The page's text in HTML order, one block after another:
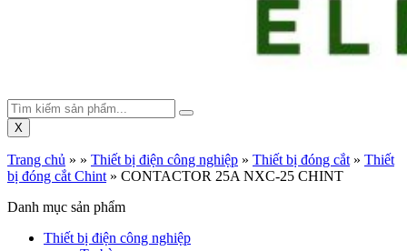
X
Trang chủ » » Thiết bị điện công nghiệp » Thiết bị đóng cắt » Thiết
bị đóng cắt Chint » CONTACTOR 25A NXC-25 CHINT
Danh mục sản phẩm
Thiết bị điện công nghiệp